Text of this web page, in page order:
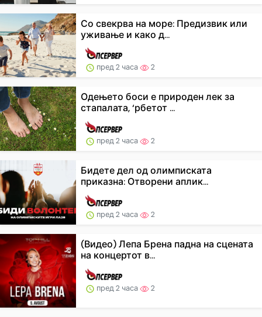
Со свекрва на море: Предизвик или
уживање и како д...
пред 2 часа 2
Одењето боси е природен лек за
стапалата, ‘рбетот ...
пред 2 часа 2
Бидете дел од олимписката
приказна: Отворени аплик...
пред 2 часа 2
(Видео) Лепа Брена падна на сцената
на концертот в...
пред 2 часа 2